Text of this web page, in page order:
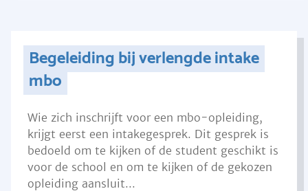
Begeleiding bij verlengde intake
mbo
Wie zich inschrijft voor een mbo-opleiding,
krijgt eerst een intakegesprek. Dit gesprek is
bedoeld om te kijken of de student geschikt is
voor de school en om te kijken of de gekozen
opleiding aansluit...